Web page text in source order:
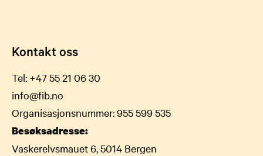
Kontakt oss
Tel: +47 55 21 06 30
info@fib.no
Organisasjonsnummer: 955 599 535
Besøksadresse:
Vaskerelvsmauet 6, 5014 Bergen